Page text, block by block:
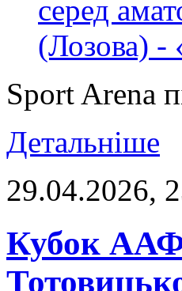
Sport Arena
Детальніше
29.04.2026,
Кубок